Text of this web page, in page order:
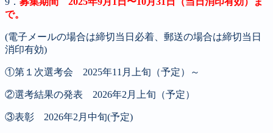
で。
(電子メールの場合は締切当日必着、郵送の場合は締切当日
消印有効)
①第１次選考会 2025年11月上旬（予定）～
②選考結果の発表 2026年2月上旬（予定）
③表彰 2026年2月中旬(予定)